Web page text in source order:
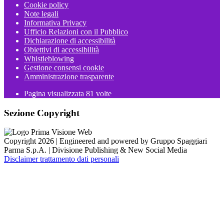
Cookie policy
Note legali
Informativa Privacy
Ufficio Relazioni con il Pubblico
Dichiarazione di accessibilità
Obiettivi di accessibilità
Whistleblowing
Gestione consensi cookie
Amministrazione trasparente
Pagina visualizzata 81 volte
Sezione Copyright
Copyright 2026 | Engineered and powered by Gruppo Spaggiari
Parma S.p.A. | Divisione Publishing & New Social Media
Disclaimer trattamento dati personali